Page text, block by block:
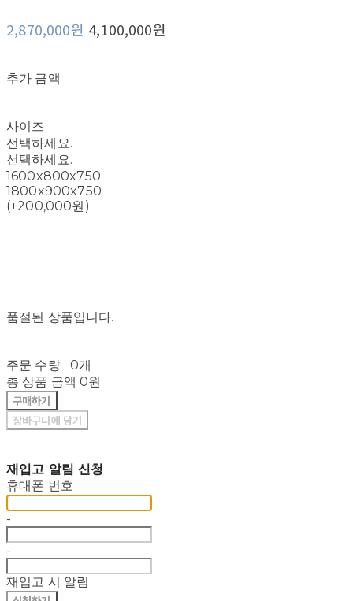
2,870,000원 4,100,000원
추가 금액
사이즈
선택하세요.
선택하세요.
1600x800x750
1800x900x750
(+200,000원)
품절된 상품입니다.
주문 수량
0개
총 상품 금액 0원
구매하기
장바구니에 담기
재입고 알림 신청
휴대폰 번호
-
-
재입고 시 알림